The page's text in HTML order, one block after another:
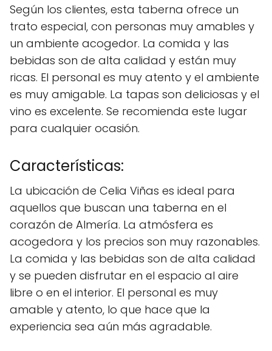
Según los clientes, esta taberna ofrece un
trato especial, con personas muy amables y
un ambiente acogedor. La comida y las
bebidas son de alta calidad y están muy
ricas. El personal es muy atento y el ambiente
es muy amigable. La tapas son deliciosas y el
vino es excelente. Se recomienda este lugar
para cualquier ocasión.
Características:
La ubicación de Celia Viñas es ideal para
aquellos que buscan una taberna en el
corazón de Almería. La atmósfera es
acogedora y los precios son muy razonables.
La comida y las bebidas son de alta calidad
y se pueden disfrutar en el espacio al aire
libre o en el interior. El personal es muy
amable y atento, lo que hace que la
experiencia sea aún más agradable.